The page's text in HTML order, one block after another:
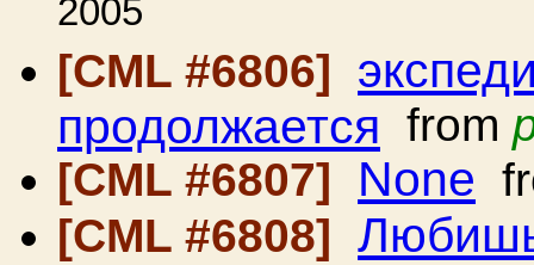
2005
[CML #6806]
продолжается from
[CML #6807]
None
[CML #6808]